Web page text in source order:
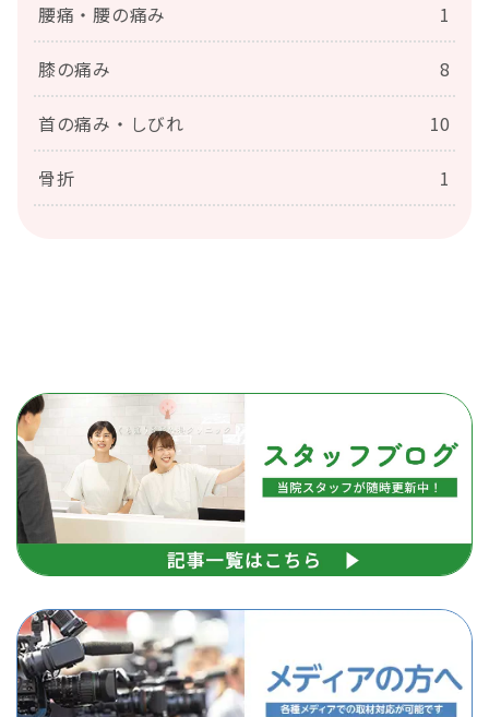
腰痛・腰の痛み 1
膝の痛み 8
首の痛み・しびれ 10
骨折 1